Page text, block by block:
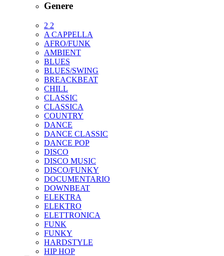
Genere
2 2
A CAPPELLA
AFRO/FUNK
AMBIENT
BLUES
BLUES/SWING
BREACKBEAT
CHILL
CLASSIC
CLASSICA
COUNTRY
DANCE
DANCE CLASSIC
DANCE POP
DISCO
DISCO MUSIC
DISCO/FUNKY
DOCUMENTARIO
DOWNBEAT
ELEKTRA
ELEKTRO
ELETTRONICA
FUNK
FUNKY
HARDSTYLE
HIP HOP